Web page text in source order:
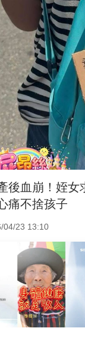
後血崩！姪
痛不捨孩子
04/23 13:10